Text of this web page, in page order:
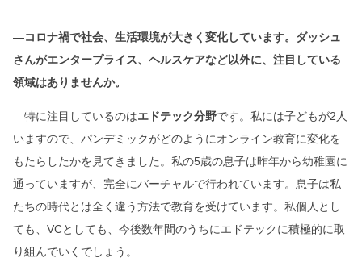
―コロナ禍で社会、生活環境が大きく変化しています。ダッシュ
さんがエンタープライス、ヘルスケアなど以外に、注目している
領域はありませんか。
特に注目しているのはエドテック分野です。私には子どもが2人
いますので、パンデミックがどのようにオンライン教育に変化を
もたらしたかを見てきました。私の5歳の息子は昨年から幼稚園に
通っていますが、完全にバーチャルで行われています。息子は私
たちの時代とは全く違う方法で教育を受けています。私個人とし
ても、VCとしても、今後数年間のうちにエドテックに積極的に取
り組んでいくでしょう。